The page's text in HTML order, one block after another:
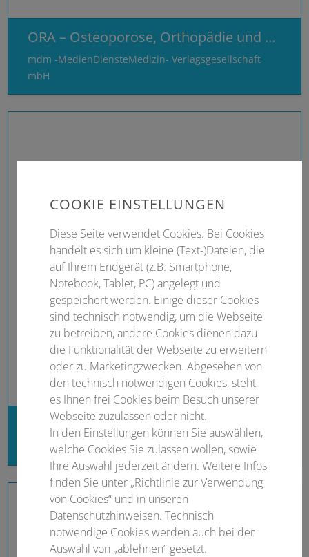
ORA – Osteoporose, Orthopädie und Rheuma aktuell
mdm -MedienDiensteMedizin- Verlagsgesellschaft
mbH
Management & Krankenhaus
Wiley-VCH GmbH
COOKIE EINSTELLUNGEN
Diese Seite verwendet Cookies. Bei Cookies
handelt es sich um kleine (Text-)Dateien, die
auf Ihrem Endgerät (z.B. Smartphone,
Notebook, Tablet, PC) angelegt und
gespeichert werden. Einige dieser Cookies
sind technisch notwendig, um die Webseite
zu betreiben, andere Cookies dienen dazu
die Funktionalität der Webseite zu erweitern
oder zu Marketingzwecken. Abgesehen von
den technisch notwendigen Cookies, steht
es Ihnen frei Cookies beim Besuch unserer
Webseite zuzulassen oder nicht.
In den Einstellungen können Sie auswählen,
welche Cookies Sie zulassen wollen, sowie
Ihre Auswahl jederzeit ändern. Weitere Infos
finden Sie unter „Richtlinie zur Verwendung
von Cookies“ und in unseren
Datenschutzhinweisen. Technisch
notwendige Cookies werden auch bei der
Auswahl von „ablehnen“ gesetzt.